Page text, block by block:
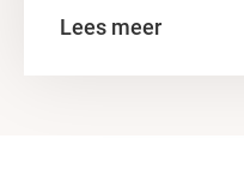
Lees meer